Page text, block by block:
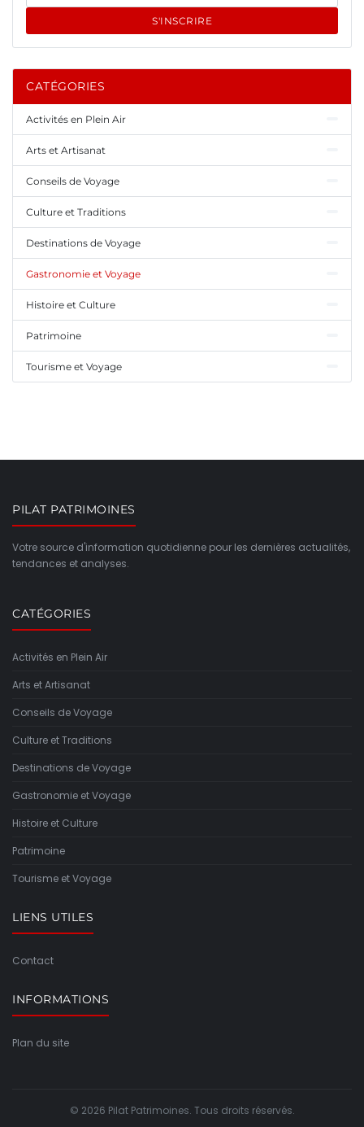
S'INSCRIRE
CATÉGORIES
Activités en Plein Air
Arts et Artisanat
Conseils de Voyage
Culture et Traditions
Destinations de Voyage
Gastronomie et Voyage
Histoire et Culture
Patrimoine
Tourisme et Voyage
PILAT PATRIMOINES
Votre source d'information quotidienne pour les dernières actualités,
tendances et analyses.
CATÉGORIES
Activités en Plein Air
Arts et Artisanat
Conseils de Voyage
Culture et Traditions
Destinations de Voyage
Gastronomie et Voyage
Histoire et Culture
Patrimoine
Tourisme et Voyage
LIENS UTILES
Contact
INFORMATIONS
Plan du site
© 2026 Pilat Patrimoines. Tous droits réservés.